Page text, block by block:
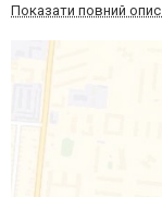
Показати повний опис